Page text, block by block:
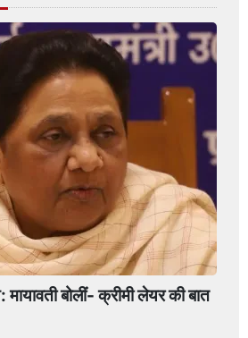
बोलीं- क्रीमी लेयर की बात